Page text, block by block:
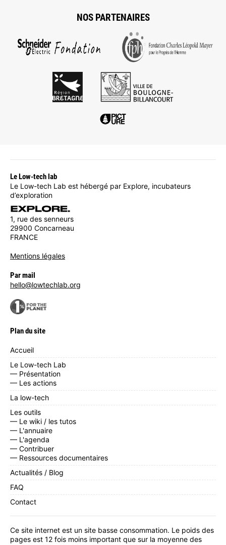
NOS PARTENAIRES
Le Low-tech lab
Le Low-tech Lab est hébergé par Explore, incubateurs
d’exploration
1, rue des senneurs
29900 Concarneau
FRANCE
Mentions légales
Par mail
hello@lowtechlab.org
Plan du site
Accueil
Le Low-tech Lab
— Présentation
— Les actions
La low-tech
Les outils
— Le wiki / les tutos
— L'annuaire
— L'agenda
— Contribuer
— Ressources documentaires
Actualités / Blog
FAQ
Contact
Ce site internet est un site basse consommation. Le poids des
pages est 12 fois moins important que sur la moyenne des